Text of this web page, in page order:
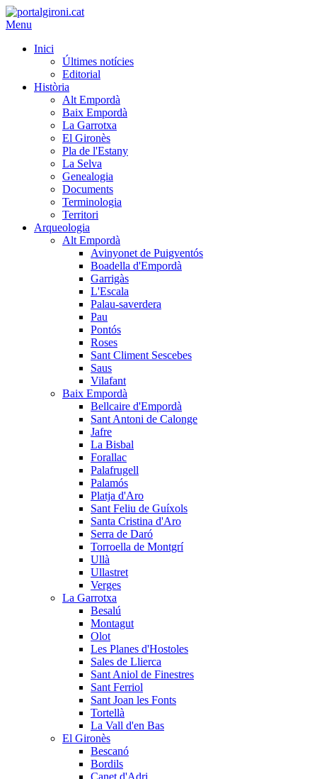
Menu
Inici
Últimes notícies
Editorial
Història
Alt Empordà
Baix Empordà
La Garrotxa
El Gironès
Pla de l'Estany
La Selva
Genealogia
Documents
Terminologia
Territori
Arqueologia
Alt Empordà
Avinyonet de Puigventós
Boadella d'Empordà
Garrigàs
L'Escala
Palau-saverdera
Pau
Pontós
Roses
Sant Climent Sescebes
Saus
Vilafant
Baix Empordà
Bellcaire d'Empordà
Sant Antoni de Calonge
Jafre
La Bisbal
Forallac
Palafrugell
Palamós
Platja d'Aro
Sant Feliu de Guíxols
Santa Cristina d'Aro
Serra de Daró
Torroella de Montgrí
Ullà
Ullastret
Verges
La Garrotxa
Besalú
Montagut
Olot
Les Planes d'Hostoles
Sales de Llierca
Sant Aniol de Finestres
Sant Ferriol
Sant Joan les Fonts
Tortellà
La Vall d'en Bas
El Gironès
Bescanó
Bordils
Canet d'Adri